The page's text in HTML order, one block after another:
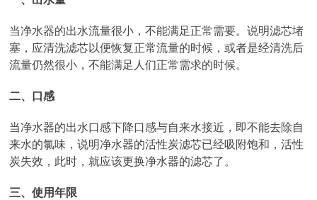
当净水器的出水流量很小，不能满足正常需要。说明滤芯堵
塞，应清洗滤芯以便恢复正常流量的时候，或者是经清洗后
流量仍然很小，不能满足人们正常需求的时候。
二、口感
当净水器的出水口感下降口感与自来水接近，即不能去除自
来水的氯味，说明净水器的活性炭滤芯已经吸附饱和，活性
炭失效，此时，就应该更换净水器的滤芯了。
三、使用年限